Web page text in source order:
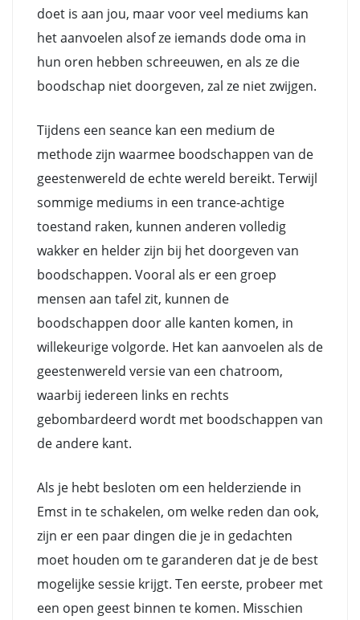
doet is aan jou, maar voor veel mediums kan
het aanvoelen alsof ze iemands dode oma in
hun oren hebben schreeuwen, en als ze die
boodschap niet doorgeven, zal ze niet zwijgen.
Tijdens een seance kan een medium de
methode zijn waarmee boodschappen van de
geestenwereld de echte wereld bereikt. Terwijl
sommige mediums in een trance-achtige
toestand raken, kunnen anderen volledig
wakker en helder zijn bij het doorgeven van
boodschappen. Vooral als er een groep
mensen aan tafel zit, kunnen de
boodschappen door alle kanten komen, in
willekeurige volgorde. Het kan aanvoelen als de
geestenwereld versie van een chatroom,
waarbij iedereen links en rechts
gebombardeerd wordt met boodschappen van
de andere kant.
Als je hebt besloten om een helderziende in
Emst in te schakelen, om welke reden dan ook,
zijn er een paar dingen die je in gedachten
moet houden om te garanderen dat je de best
mogelijke sessie krijgt. Ten eerste, probeer met
een open geest binnen te komen. Misschien